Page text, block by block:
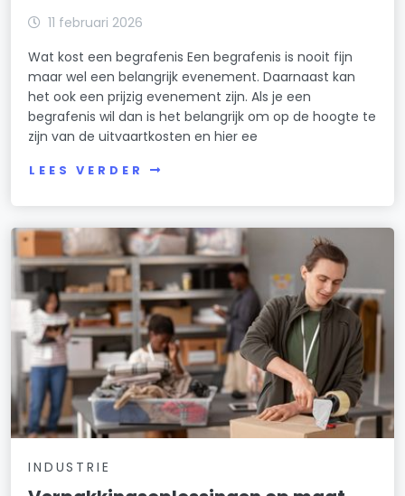
11 februari 2026
Wat kost een begrafenis Een begrafenis is nooit fijn
maar wel een belangrijk evenement. Daarnaast kan
het ook een prijzig evenement zijn. Als je een
begrafenis wil dan is het belangrijk om op de hoogte te
zijn van de uitvaartkosten en hier ee
LEES VERDER
INDUSTRIE